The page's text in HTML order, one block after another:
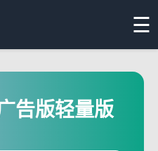
☰
告版轻量版